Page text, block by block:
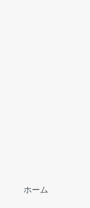
ホーム